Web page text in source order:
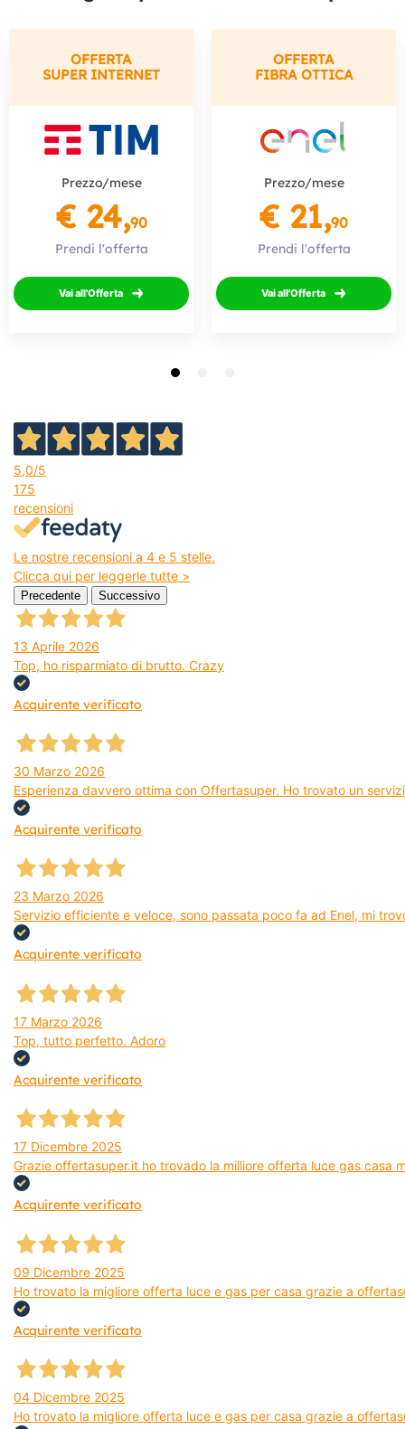
OFFERTA
SUPER INTERNET
Prezzo/mese
€ 24,90
Prendi l'offerta
Vai all'Offerta
OFFERTA
FIBRA OTTICA
Prezzo/mese
€ 21,90
Prendi l'offerta
Vai all'Offerta
5,0/5
175
recensioni
Le nostre recensioni a 4 e 5 stelle.
Clicca qui per leggerle tutte >
Precedente Successivo
13 Aprile 2026
Top, ho risparmiato di brutto. Crazy
Acquirente verificato
30 Marzo 2026
Esperienza davvero ottima con Offertasuper. Ho trovato un
Acquirente verificato
23 Marzo 2026
Servizio efficiente e veloce, sono passata poco fa ad Enel, mi
Acquirente verificato
17 Marzo 2026
Top, tutto perfetto. Adoro
Acquirente verificato
17 Dicembre 2025
Grazie offertasuper.it ho trovado la milliore offerta luce gas casa
Acquirente verificato
09 Dicembre 2025
Ho trovato la migliore offerta luce e gas per casa grazie a
Acquirente verificato
04 Dicembre 2025
Ho trovato la migliore offerta luce e gas per casa grazie a